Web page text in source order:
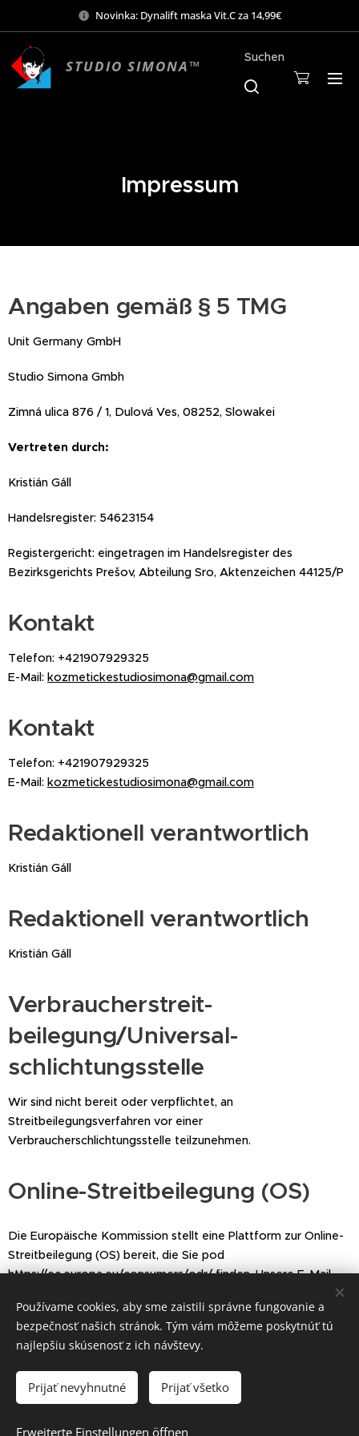
Novinka: Dynalift maska Vit.C za 14,99€
STUDIO SIMONA™ Suchen
Impressum
Angaben gemäß § 5 TMG
Unit Germany GmbH
Studio Simona Gmbh
Zimná ulica 876 / 1, Dulová Ves, 08252, Slowakei
Vertreten durch:
Kristián Gáll
Handelsregister: 54623154
Registergericht: eingetragen im Handelsregister des
Bezirksgerichts Prešov, Abteilung Sro, Aktenzeichen 44125/P
Kontakt
Telefon: +421907929325
E-Mail: kozmetickestudiosimona@gmail.com
Kontakt
Telefon: +421907929325
E-Mail: kozmetickestudiosimona@gmail.com
Redaktionell verantwortlich
Kristián Gáll
Redaktionell verantwortlich
Kristián Gáll
Verbraucher­streit­
beilegung/Universal­
schlichtungs­stelle
Wir sind nicht bereit oder verpflichtet, an
Streitbeilegungsverfahren vor einer
Verbraucherschlichtungsstelle teilzunehmen.
Online-Streitbeilegung (OS)
Die Europäische Kommission stellt eine Plattform zur Online-
Streitbeilegung (OS) bereit, die Sie pod
https://ec.europa.eu/consumers/odr/finden. Unsere E-Mail-
Vytvorené službouWebnode
Používame cookies, aby sme zaistili správne fungovanie a
bezpečnosť našich stránok. Tým vám môžeme poskytnúť tú
najlepšiu skúsenosť z ich návštevy.
Prijať nevyhnutné Prijať všetko
Erweiterte Einstellungen öffnen